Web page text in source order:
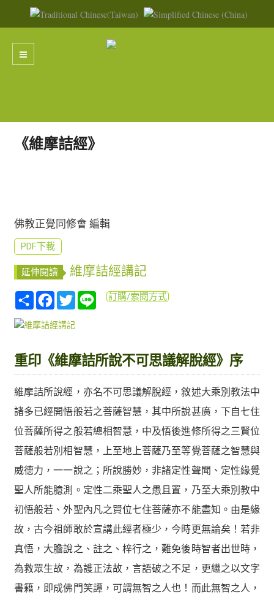
《維摩詰經》
佛教正覺同修會 編輯
PDF下載
延伸閱讀 維摩詰經講記
分
享
Facebook
TwitterLine訂購/索閱方式
重印《維摩詰所說不可思議解脫經》序
維摩詰所說經，亦名不可思議解脫經，敘述大乘別教法中
諸多已經開悟般若之菩薩智慧，其中所說甚廣，下自七住
位菩薩所得之般若總相智慧，中及悟後進修所得之三賢位
菩薩般若別相智慧，上至地上菩薩乃至等覺菩薩之智慧與
威德力，一一說之；所說勝妙，非諸定性聲聞、定性緣覺
聖人所能臆測。定性二乘聖人之愚且置，乃至大乘別教中
初悟般若、外聖內凡之賢位七住菩薩亦不能盡知。由是緣
故，古今祖師敢於宣講此經者極少，今時更無論矣！若非
真悟，大膽說之、註之、梓行之，難免後時智者出世時，
為救眾生故，為護正法故，言語破之不足，更繼之以文字
書籍，即成佛門笑譚，可謂無智之人也！而此無智之人，